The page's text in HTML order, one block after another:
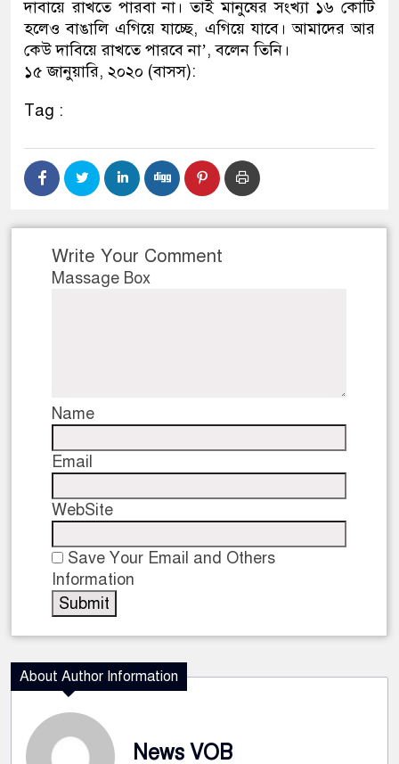
দাবায়ে রাখতে পারবা না। তাই মানুষের সংখ্যা ১৬ কোটি
হলেও বাঙালি এগিয়ে যাচ্ছে, এগিয়ে যাবে। আমাদের আর
কেউ দাবিয়ে রাখতে পারবে না’, বলেন তিনি।
১৫ জানুয়ারি, ২০২০ (বাসস):
Tag :
Write Your Comment
Massage Box
Name
Email
WebSite
Save Your Email and Others
Information
About Author Information
News VOB